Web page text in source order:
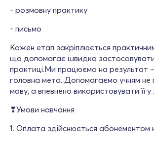
- розмовну практику
- письмо
Кожен етап закріплюється
що допомагає швидко
практиці.Ми працюємо на
головна мета. Допомагаємо учням не
мову, а впевнено використовувати її у
❣Умови навчання
1. Оплата здійснюється абонементом